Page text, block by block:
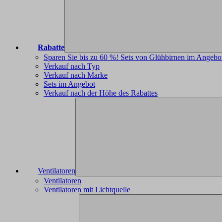
Rabatte
Sparen Sie bis zu 60 %! Sets von Glühbirnen im
Verkauf nach Typ
Verkauf nach Marke
Sets im Angebot
Verkauf nach der Höhe des Rabattes
Ventilatoren
Ventilatoren
Ventilatoren mit Lichtquelle